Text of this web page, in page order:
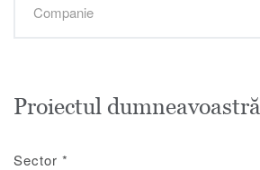
Proiectul dumneavoastră
Sector *